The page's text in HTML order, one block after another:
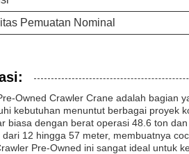
Pemuatan Nominal
Owned Crawler Crane adalah bagian
kebutuhan menuntut berbagai proyek
biasa dengan berat operasi 48.6 ton
dari 12 hingga 57 meter, membuatnya
Pre-Owned ini sangat ideal untuk